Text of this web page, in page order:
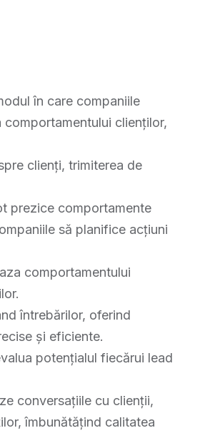
în care companiile
clienților,
clienți, trimiterea de
prezice comportamente
să planifice acțiuni
comportamentului
întrebărilor, oferind
și eficiente.
potențialul fiecărui lead
conversațiile cu clienții,
îmbunătățind calitatea